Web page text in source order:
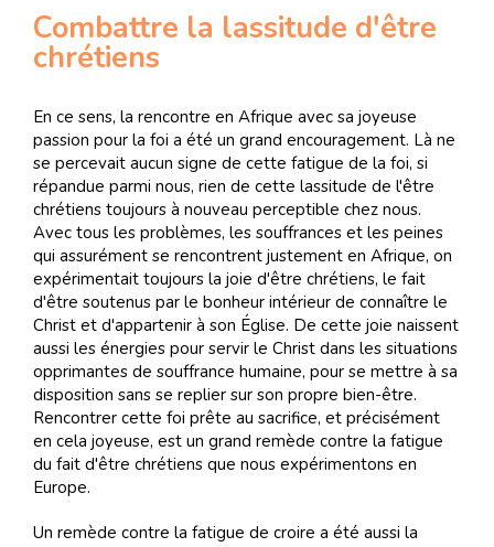
Combattre la lassitude d'être
chrétiens
En ce sens, la rencontre en Afrique avec sa joyeuse
passion pour la foi a été un grand encouragement. Là ne
se percevait aucun signe de cette fatigue de la foi, si
répandue parmi nous, rien de cette lassitude de l'être
chrétiens toujours à nouveau perceptible chez nous.
Avec tous les problèmes, les souffrances et les peines
qui assurément se rencontrent justement en Afrique, on
expérimentait toujours la joie d'être chrétiens, le fait
d'être soutenus par le bonheur intérieur de connaître le
Christ et d'appartenir à son Église. De cette joie naissent
aussi les énergies pour servir le Christ dans les situations
opprimantes de souffrance humaine, pour se mettre à sa
disposition sans se replier sur son propre bien-être.
Rencontrer cette foi prête au sacrifice, et précisément
en cela joyeuse, est un grand remède contre la fatigue
du fait d'être chrétiens que nous expérimentons en
Europe.
Un remède contre la fatigue de croire a été aussi la